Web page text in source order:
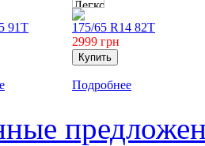
91T
175/65 R14 82T
2999 грн
Подробнее